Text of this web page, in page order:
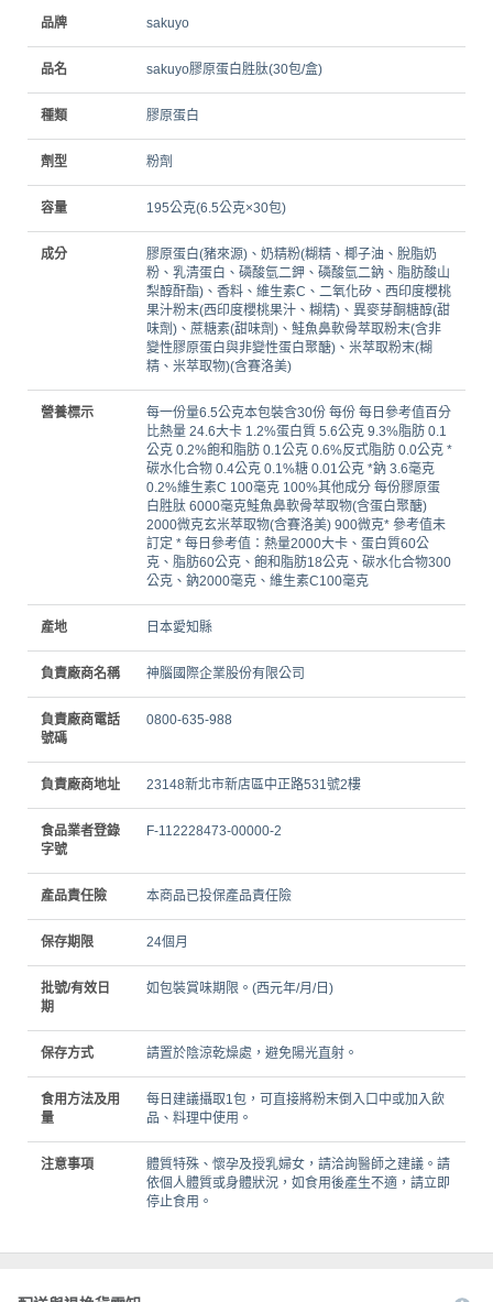
品牌 sakuyo
品名 sakuyo膠原蛋白胜肽(30包/盒)
種類 膠原蛋白
劑型 粉劑
容量 195公克(6.5公克×30包)
成分
膠原蛋白(豬來源)、奶精粉(糊精、椰子油、脫脂奶
粉、乳清蛋白、磷酸氫二鉀、磷酸氫二鈉、脂肪酸山
梨醇酐酯)、香料、維生素C、二氧化矽、西印度櫻桃
果汁粉末(西印度櫻桃果汁、糊精)、異麥芽酮糖醇(甜
味劑)、蔗糖素(甜味劑)、鮭魚鼻軟骨萃取粉末(含非
變性膠原蛋白與非變性蛋白聚醣)、米萃取粉末(糊
精、米萃取物)(含賽洛美)
營養標示
每一份量6.5公克本包裝含30份 每份 每日參考值百分
比熱量 24.6大卡 1.2%蛋白質 5.6公克 9.3%脂肪 0.1
公克 0.2%飽和脂肪 0.1公克 0.6%反式脂肪 0.0公克 *
碳水化合物 0.4公克 0.1%糖 0.01公克 *鈉 3.6毫克
0.2%維生素C 100毫克 100%其他成分 每份膠原蛋
白胜肽 6000毫克鮭魚鼻軟骨萃取物(含蛋白聚醣)
2000微克玄米萃取物(含賽洛美) 900微克* 參考值未
訂定 * 每日參考值：熱量2000大卡、蛋白質60公
克、脂肪60公克、飽和脂肪18公克、碳水化合物300
公克、鈉2000毫克、維生素C100毫克
產地 日本愛知縣
負責廠商名稱 神腦國際企業股份有限公司
負責廠商電話
號碼
0800-635-988
負責廠商地址 23148新北市新店區中正路531號2樓
食品業者登錄
字號
F-112228473-00000-2
產品責任險 本商品已投保產品責任險
保存期限 24個月
批號/有效日
期
如包裝賞味期限。(西元年/月/日)
保存方式 請置於陰涼乾燥處，避免陽光直射。
食用方法及用
量
每日建議攝取1包，可直接將粉末倒入口中或加入飲
品、料理中使用。
注意事項
體質特殊、懷孕及授乳婦女，請洽詢醫師之建議。請
依個人體質或身體狀況，如食用後產生不適，請立即
停止食用。